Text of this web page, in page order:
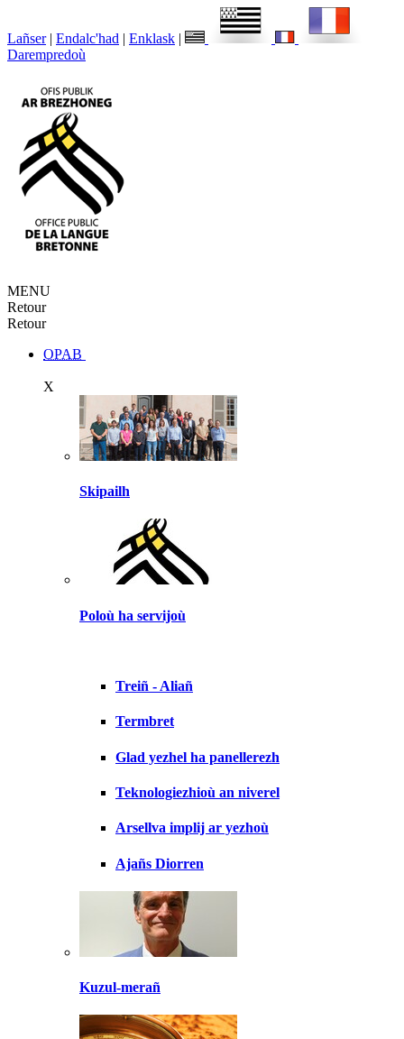
Lañser | Endalc'had | Enklask |
Darempredoù
MENU
Retour
Retour
OPAB
X
Skipailh
Poloù ha servijoù
Treiñ - Aliañ
Termbret
Glad yezhel ha panellerezh
Teknologiezhioù an niverel
Arsellva implij ar yezhoù
Ajañs Diorren
Kuzul-merañ